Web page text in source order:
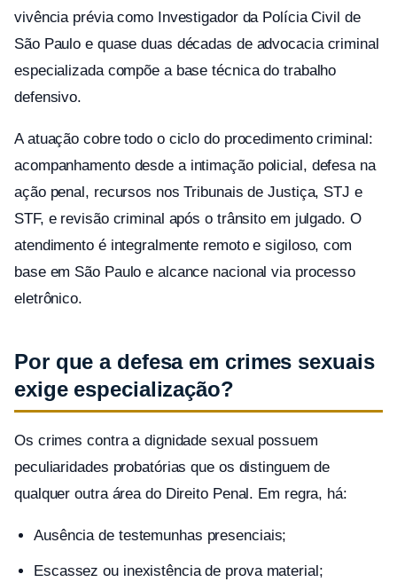
vivência prévia como Investigador da Polícia Civil de
São Paulo e quase duas décadas de advocacia criminal
especializada compõe a base técnica do trabalho
defensivo.
A atuação cobre todo o ciclo do procedimento criminal:
acompanhamento desde a intimação policial, defesa na
ação penal, recursos nos Tribunais de Justiça, STJ e
STF, e revisão criminal após o trânsito em julgado. O
atendimento é integralmente remoto e sigiloso, com
base em São Paulo e alcance nacional via processo
eletrônico.
Por que a defesa em crimes sexuais
exige especialização?
Os crimes contra a dignidade sexual possuem
peculiaridades probatórias que os distinguem de
qualquer outra área do Direito Penal. Em regra, há:
Ausência de testemunhas presenciais;
Escassez ou inexistência de prova material;